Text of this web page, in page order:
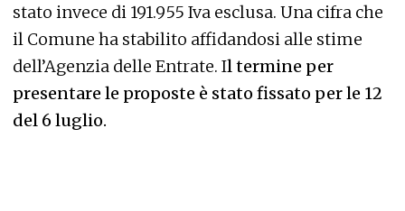
stato invece di 191.955 Iva esclusa. Una cifra che
il Comune ha stabilito affidandosi alle stime
dell’Agenzia delle Entrate. Il termine per
presentare le proposte è stato fissato per le 12
del 6 luglio.